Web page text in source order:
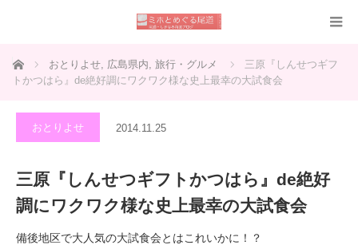
ホーム おとりよせ, 広島県内, 旅行・グルメ
三原『しんせつギフ
トかつはら』de絶好調にワクワク様な史上最幸の大試食会
おとりよせ 2014.11.25
三原『しんせつギフトかつはら』de絶好
調にワクワク様な史上最幸の大試食会
備後地区で大人気の大試食会とはこれいかに！？